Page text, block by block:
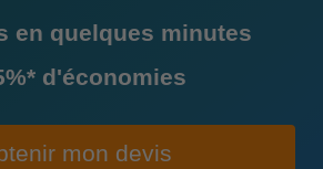
en quelques minutes
d'économies
mon devis